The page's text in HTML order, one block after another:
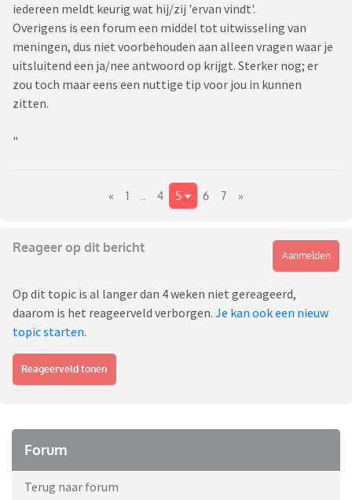
iedereen meldt keurig wat hij/zij 'ervan vindt'.
Overigens is een forum een middel tot uitwisseling van
meningen, dus niet voorbehouden aan alleen vragen waar je
uitsluitend een ja/nee antwoord op krijgt. Sterker nog; er
zou toch maar eens een nuttige tip voor jou in kunnen
zitten.
"
« 1 4 5 6 7 »
Reageer op dit bericht
Aanmelden
Op dit topic is al langer dan 4 weken niet gereageerd,
daarom is het reageerveld verborgen. Je kan ook een nieuw
topic starten.
Reageerveld tonen
Forum
Terug naar forum